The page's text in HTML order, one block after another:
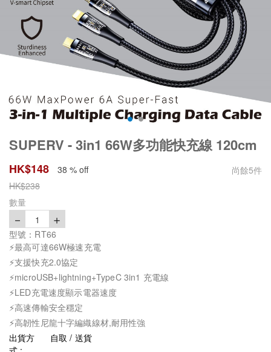
SUPERV - 3in1 66W多功能快充線 120cm
HK$148 38 % off 尚餘5件
HK$238
數量
－ 1 ＋
型號：RT66
⚡最高可達66W極速充電
⚡支援快充2.0協定
⚡microUSB+lightning+TypeC 3in1 充電線
⚡LED充電速度顯示電器速度
⚡高速傳輸安全穩定
⚡高韌性尼龍十字編織線材,耐用性強
出貨方
自取 / 送貨